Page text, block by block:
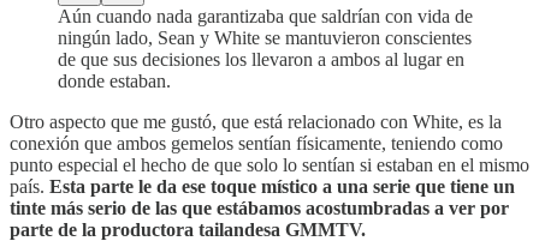
Aún cuando nada garantizaba que saldrían con vida de
ningún lado, Sean y White se mantuvieron conscientes
de que sus decisiones los llevaron a ambos al lugar en
donde estaban.
Otro aspecto que me gustó, que está relacionado con White, es la
conexión que ambos gemelos sentían físicamente, teniendo como
punto especial el hecho de que solo lo sentían si estaban en el mismo
país. Esta parte le da ese toque místico a una serie que tiene un
tinte más serio de las que estábamos acostumbradas a ver por
parte de la productora tailandesa GMMTV.